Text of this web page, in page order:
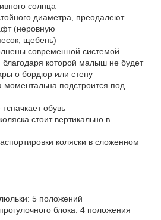
солнца
диаметра, преодалеют
(неровную
щебень)
современной системой
которой малыш не будет
о бордюр или стену
моментальна подстроится под
обувь
стоит вертикально в
коляски в сложенном
5 положений
блока: 4 положения